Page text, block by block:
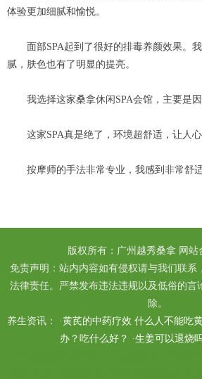
体验更加细腻和愉悦。
面部SPA起到了很好的排毒养颜效果。我
腻，肤色也有了明显的提亮。
我选择这家桑拿休闲SPA会馆，主要是因
这家SPA真是绝了，环境超舒适，让人心
按摩师的手法非常专业，我感到非常舒适
版权所有：广州越秀桑拿 网站
免责声明：站内内容如有侵权请与我们联系
法律责任。严禁发布违法违规以及低俗的言
除。
养生资讯： ·黄芪的中药疗效 什么人不能吃
办？吃什么好？ ·生姜可以退烧